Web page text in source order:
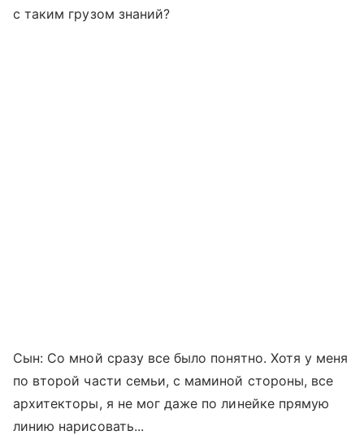
с таким грузом знаний?
Сын: Со мной сразу все было понятно. Хотя у меня
по второй части семьи, с маминой стороны, все
архитекторы, я не мог даже по линейке прямую
линию нарисовать...